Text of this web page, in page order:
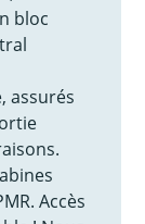
bloc
assurés
Accès